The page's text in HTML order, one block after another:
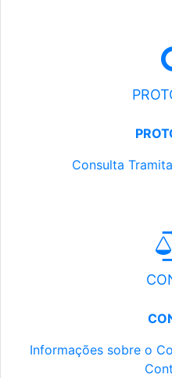
Consulta
Informações sobre o